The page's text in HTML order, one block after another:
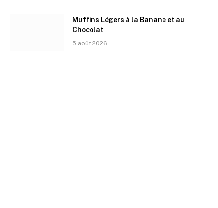
Muffins Légers à la Banane et au
Chocolat
5 août 2026